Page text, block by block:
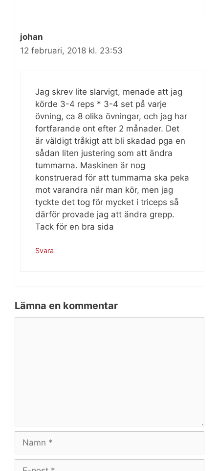
johan
12 februari, 2018 kl. 23:53
Jag skrev lite slarvigt, menade att jag
körde 3-4 reps * 3-4 set på varje
övning, ca 8 olika övningar, och jag har
fortfarande ont efter 2 månader. Det
är väldigt tråkigt att bli skadad pga en
sådan liten justering som att ändra
tummarna. Maskinen är nog
konstruerad för att tummarna ska peka
mot varandra när man kör, men jag
tyckte det tog för mycket i triceps så
därför provade jag att ändra grepp.
Tack för en bra sida
Svara
Lämna en kommentar